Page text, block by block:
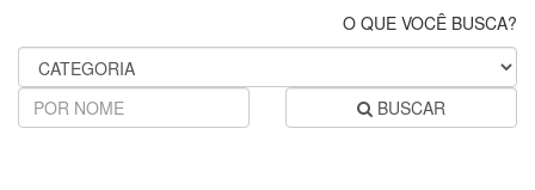
O QUE VOCÊ BUSCA?
BUSCAR